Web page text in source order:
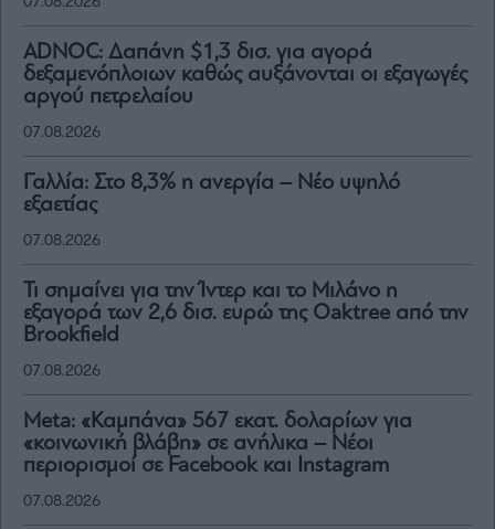
ADNOC: Δαπάνη $1,3 δισ. για αγορά
δεξαμενόπλοιων καθώς αυξάνονται οι εξαγωγές
αργού πετρελαίου
07.08.2026
Γαλλία: Στο 8,3% η ανεργία – Νέο υψηλό
εξαετίας
07.08.2026
Τι σημαίνει για την Ίντερ και το Μιλάνο η
εξαγορά των 2,6 δισ. ευρώ της Oaktree από την
Brookfield
07.08.2026
Meta: «Καμπάνα» 567 εκατ. δολαρίων για
«κοινωνική βλάβη» σε ανήλικα – Νέοι
περιορισμοί σε Facebook και Instagram
07.08.2026